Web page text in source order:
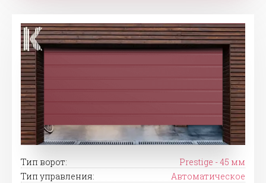
Тип ворот:
Prestige - 45 мм
Тип управления:
Автоматическое